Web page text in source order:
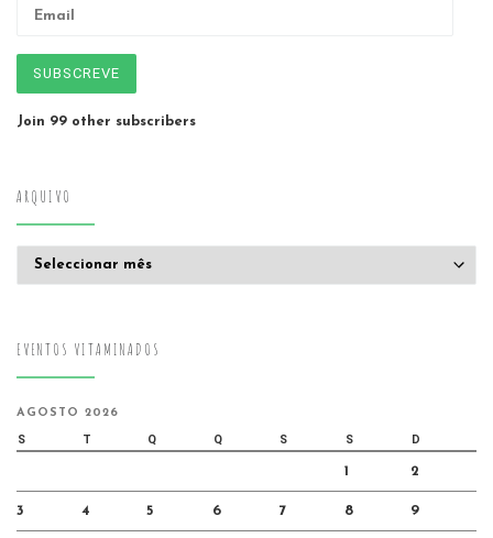
SUBSCREVE
Join 99 other subscribers
ARQUIVO
EVENTOS VITAMINADOS
AGOSTO 2026
S T Q Q S S D
1 2
3 4 5 6 7 8 9